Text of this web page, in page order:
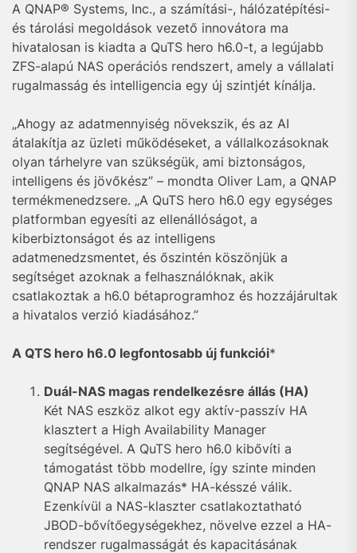
A QNAP® Systems, Inc., a számítási-, hálózatépítési-
és tárolási megoldások vezető innovátora ma
hivatalosan is kiadta a QuTS hero h6.0-t, a legújabb
ZFS-alapú NAS operációs rendszert, amely a vállalati
rugalmasság és intelligencia egy új szintjét kínálja.
„Ahogy az adatmennyiség növekszik, és az AI
átalakítja az üzleti működéseket, a vállalkozásoknak
olyan tárhelyre van szükségük, ami biztonságos,
intelligens és jövőkész” – mondta Oliver Lam, a QNAP
termékmenedzsere. „A QuTS hero h6.0 egy egységes
platformban egyesíti az ellenállóságot, a
kiberbiztonságot és az intelligens
adatmenedzsmentet, és őszintén köszönjük a
segítséget azoknak a felhasználóknak, akik
csatlakoztak a h6.0 bétaprogramhoz és hozzájárultak
a hivatalos verzió kiadásához.”
A QTS hero h6.0 legfontosabb új funkciói*
Duál-NAS magas rendelkezésre állás (HA)
Két NAS eszköz alkot egy aktív-passzív HA
klasztert a High Availability Manager
segítségével. A QuTS hero h6.0 kibővíti a
támogatást több modellre, így szinte minden
QNAP NAS alkalmazás* HA-késszé válik.
Ezenkívül a NAS-klaszter csatlakoztatható
JBOD-bővítőegységekhez, növelve ezzel a HA-
rendszer rugalmasságát és kapacitásának